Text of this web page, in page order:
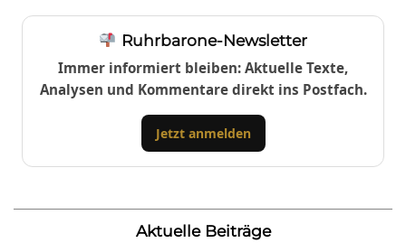
Ruhrbarone-Newsletter
Immer informiert bleiben: Aktuelle Texte,
Analysen und Kommentare direkt ins Postfach.
Jetzt anmelden
Aktuelle Beiträge